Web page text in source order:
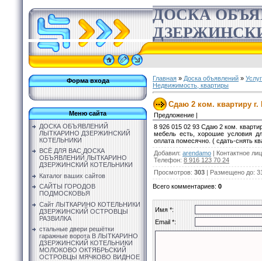
ДОСКА
Форма входа
Меню сайта
ДОСКА ОБЪЯВЛЕНИЙ
ЛЫТКАРИНО ДЗЕРЖИНСКИЙ
КОТЕЛЬНИКИ
ВСЁ ДЛЯ ВАС ДОСКА
ОБЪЯВЛЕНИЙ ЛЫТКАРИНО
ДЗЕРЖИНСКИЙ КОТЕЛЬНИКИ
Каталог ваших сайтов
САЙТЫ ГОРОДОВ
ПОДМОСКОВЬЯ
Сайт ЛЫТКАРИНО КОТЕЛЬНИКИ
ДЗЕРЖИНСКИЙ ОСТРОВЦЫ
РАЗВИЛКА
стальные двери решётки
гаражные ворота В ЛЫТКАРИНО
ДЗЕРЖИНСКИЙ КОТЕЛЬНИКИ
МОЛОКОВО ОКТЯБРЬСКИЙ
ОСТРОВЦЫ МЯЧКОВО ВИДНОЕ
Главная » Доска объявлений »
Недвижимость, квартиры
Сдаю 2 ком. квартиру
Предложение |
8 926 015 02 93 Сдаю 2 ком.
мебель есть, хорошие условия
оплата помесячно. ( сдать-снять
Добавил: arendamo | Контактное
Телефон: 8 916 123 70 24
Просмотров: 303 | Размещено до:
Всего комментариев: 0
Имя *:
Email *: